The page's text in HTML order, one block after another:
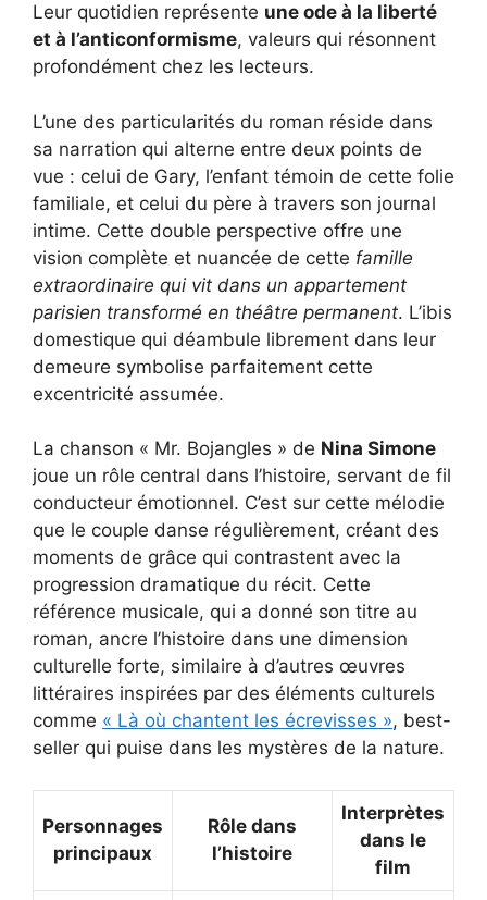
Leur quotidien représente une ode à la liberté
et à l’anticonformisme, valeurs qui résonnent
profondément chez les lecteurs.
L’une des particularités du roman réside dans
sa narration qui alterne entre deux points de
vue : celui de Gary, l’enfant témoin de cette folie
familiale, et celui du père à travers son journal
intime. Cette double perspective offre une
vision complète et nuancée de cette famille
extraordinaire qui vit dans un appartement
parisien transformé en théâtre permanent. L’ibis
domestique qui déambule librement dans leur
demeure symbolise parfaitement cette
excentricité assumée.
La chanson « Mr. Bojangles » de Nina Simone
joue un rôle central dans l’histoire, servant de fil
conducteur émotionnel. C’est sur cette mélodie
que le couple danse régulièrement, créant des
moments de grâce qui contrastent avec la
progression dramatique du récit. Cette
référence musicale, qui a donné son titre au
roman, ancre l’histoire dans une dimension
culturelle forte, similaire à d’autres œuvres
littéraires inspirées par des éléments culturels
comme « Là où chantent les écrevisses », best-
seller qui puise dans les mystères de la nature.
Personnages
principaux
Rôle dans
l’histoire
Interprètes
dans le
film